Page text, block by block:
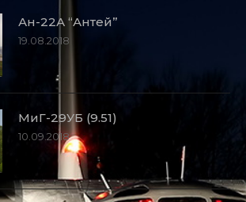
Ан-22А “Антей”
19.08.2018
МиГ-29УБ (9.51)
10.09.2018